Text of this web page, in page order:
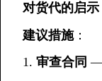
对货代的启示
建议措施：
1. 审查合同 —